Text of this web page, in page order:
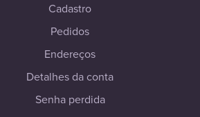
Cadastro
Pedidos
Endereços
Detalhes da conta
Senha perdida